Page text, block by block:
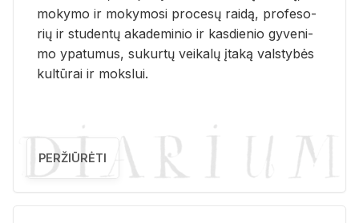
mo­ky­mo ir mo­ky­mo­si pro­ce­sų rai­dą, pro­fe­so­
rių ir stu­den­tų aka­de­mi­nio ir kas­die­nio gy­ve­ni­
mo ypa­tu­mus, su­kur­tų vei­ka­lų įta­ką vals­ty­bės
kul­tū­rai ir moks­lui.
PERŽIŪRĖTI